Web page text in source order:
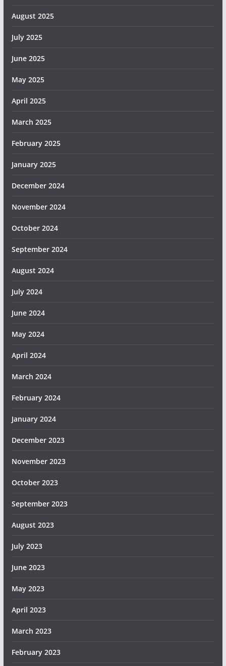
August 2025
July 2025
June 2025
May 2025
April 2025
March 2025
February 2025
January 2025
December 2024
November 2024
October 2024
September 2024
August 2024
July 2024
June 2024
May 2024
April 2024
March 2024
February 2024
January 2024
December 2023
November 2023
October 2023
September 2023
August 2023
July 2023
June 2023
May 2023
April 2023
March 2023
February 2023